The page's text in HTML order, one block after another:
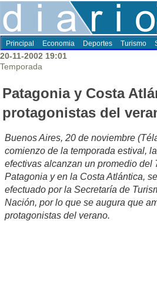
Principal Economia Deportes Turismo
20-11-2002 19:01
Temporada
Patagonia y Costa
protagonistas del
Buenos Aires, 20 de noviembre
comienzo de la temporada estival,
efectivas alcanzan un promedio del
Patagonia y en la Costa Atlántica,
efectuado por la Secretaría de
Nación, por lo que se augura que
protagonistas del verano.